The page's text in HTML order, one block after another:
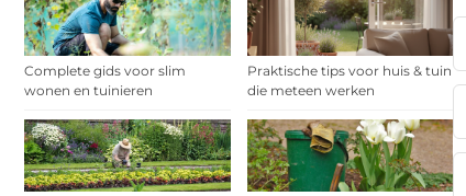
Complete gids voor slim
wonen en tuinieren
Praktische tips voor huis & tuin
die meteen werken